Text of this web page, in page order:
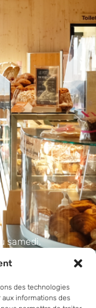
des technologies
informations des
samedi.​